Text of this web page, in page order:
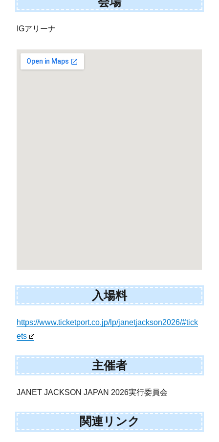
IGアリーナ
入場料
https://www.ticketport.co.jp/lp/janetjackson2026/#tick
ets
主催者
JANET JACKSON JAPAN 2026実行委員会
関連リンク